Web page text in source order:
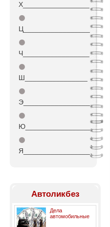
Х_________________
⚫
Ц_________________
⚫
Ч_________________
⚫
Ш________________
⚫
Э_________________
⚫
Ю_________________
⚫
Я_________________
Автоликбез
Дела
автомобильные